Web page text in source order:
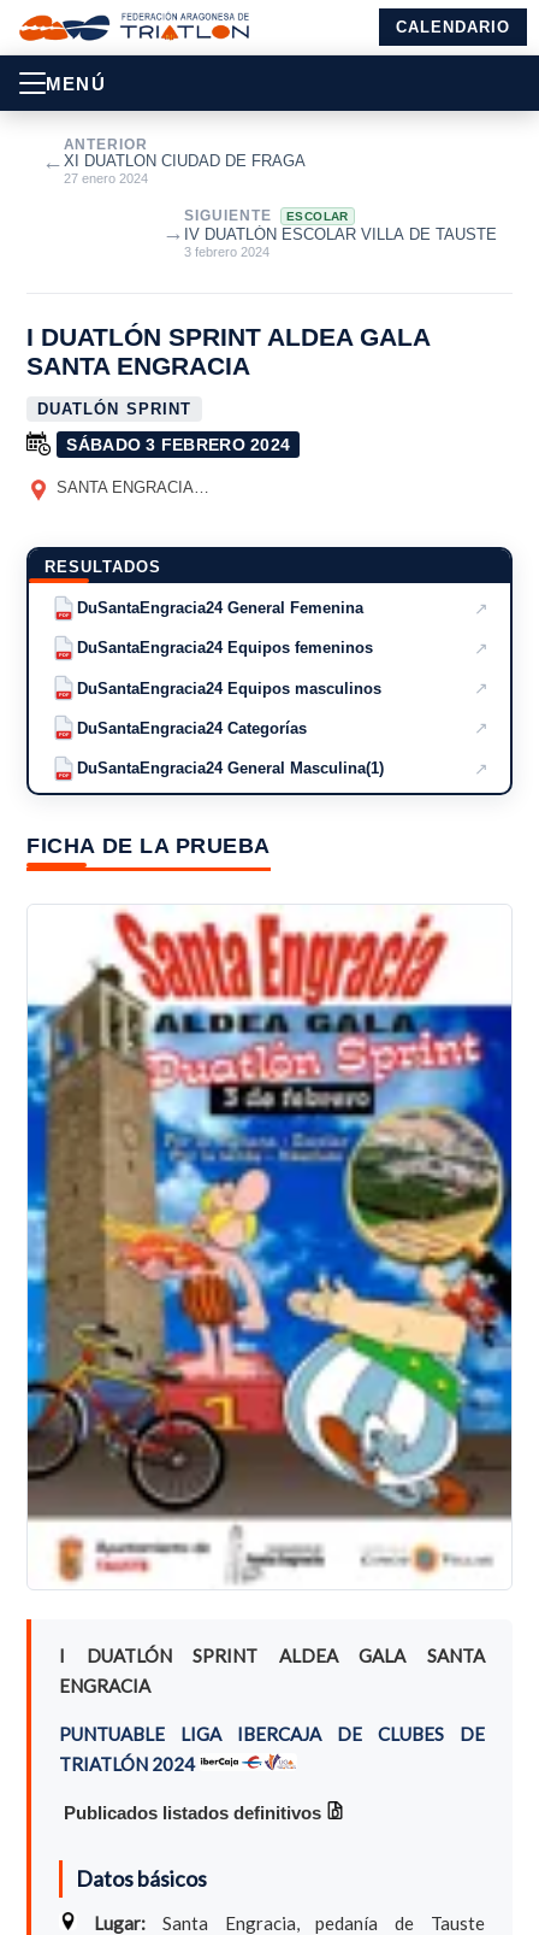
CALENDARIO
MENÚ
←
ANTERIOR
XI DUATLON CIUDAD DE FRAGA
27 enero 2024
SIGUIENTE ESCOLAR
IV DUATLÓN ESCOLAR VILLA DE TAUSTE
3 febrero 2024
→
I DUATLÓN SPRINT ALDEA GALA
SANTA ENGRACIA
DUATLÓN SPRINT
SÁBADO 3 FEBRERO 2024
SANTA ENGRACIA, TAUSTE
RESULTADOS
PDF DuSantaEngracia24 General Femenina ↗
PDF DuSantaEngracia24 Equipos femeninos ↗
PDF DuSantaEngracia24 Equipos masculinos ↗
PDF DuSantaEngracia24 Categorías ↗
PDF DuSantaEngracia24 General Masculina(1) ↗
FICHA DE LA PRUEBA
I DUATLÓN SPRINT ALDEA GALA SANTA
ENGRACIA
PUNTUABLE LIGA IBERCAJA DE CLUBES DE
TRIATLÓN 2024
Publicados listados definitivos
Datos básicos
Lugar:Santa Engracia, pedanía de Tauste